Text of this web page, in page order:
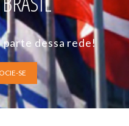
parte dessa rede!
SE